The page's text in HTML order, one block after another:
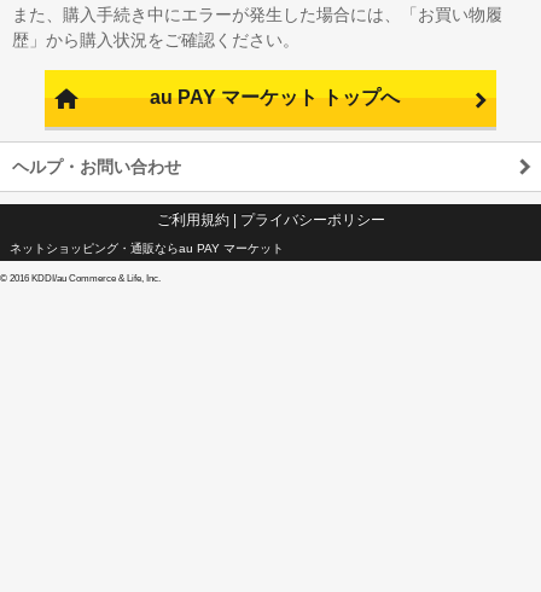
また、購入手続き中にエラーが発生した場合には、「お買い物履
歴」から購入状況をご確認ください。
au PAY マーケット トップへ
ヘルプ・お問い合わせ
ご利用規約| プライバシーポリシー
ネットショッピング・通販ならau PAY マーケット
© 2016 KDDI/au Commerce & Life, Inc.